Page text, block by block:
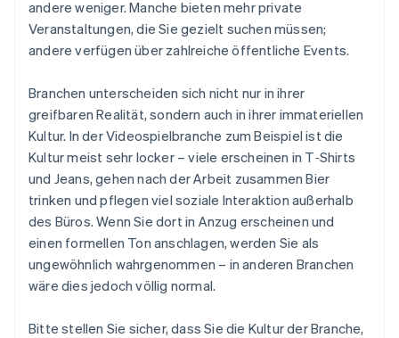
andere weniger. Manche bieten mehr private
Veranstaltungen, die Sie gezielt suchen müssen;
andere verfügen über zahlreiche öffentliche Events.
Branchen unterscheiden sich nicht nur in ihrer
greifbaren Realität, sondern auch in ihrer immateriellen
Kultur. In der Videospielbranche zum Beispiel ist die
Kultur meist sehr locker – viele erscheinen in T‑Shirts
und Jeans, gehen nach der Arbeit zusammen Bier
trinken und pflegen viel soziale Interaktion außerhalb
des Büros. Wenn Sie dort in Anzug erscheinen und
einen formellen Ton anschlagen, werden Sie als
ungewöhnlich wahrgenommen – in anderen Branchen
wäre dies jedoch völlig normal.
Bitte stellen Sie sicher, dass Sie die Kultur der Branche,